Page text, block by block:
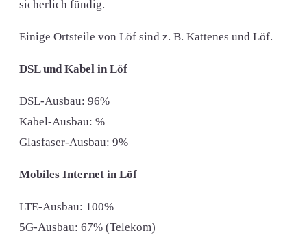
sicherlich fündig.
Einige Ortsteile von Löf sind z. B. Kattenes und Löf.
DSL und Kabel in Löf
DSL-Ausbau: 96%
Kabel-Ausbau: %
Glasfaser-Ausbau: 9%
Mobiles Internet in Löf
LTE-Ausbau: 100%
5G-Ausbau: 67% (Telekom)